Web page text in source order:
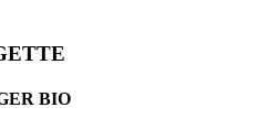
BIO